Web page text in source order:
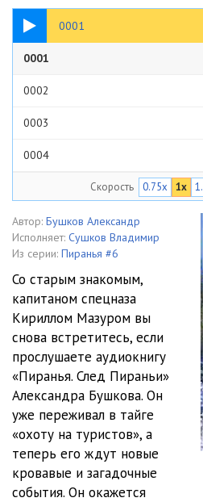
0001
23:37
0001
0002
0003
0004
0006
0007
0008
0009
0011
0012
0013
0014
Скорость 0.75x 1x
Автор: Бушков Александр
Исполняет: Сушков Владимир
Из серии: Пиранья #6
Со старым знакомым,
капитаном спецназа
Кириллом Мазуром вы
снова встретитесь, если
прослушаете аудиокнигу
«Пиранья. След Пираньи»
Александра Бушкова. Он
уже переживал в тайге
«охоту на туристов», а
теперь его ждут новые
кровавые и загадочные
события. Он окажется